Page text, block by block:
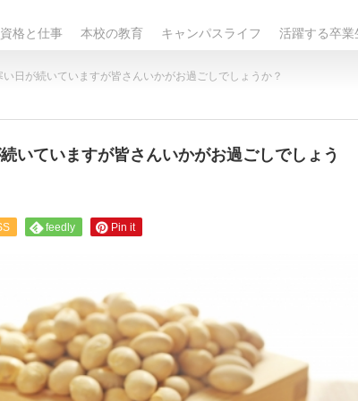
資格と仕事 本校の教育 キャンパスライフ 活躍する卒業
日が続いていますが皆さんいかがお過ごしでしょうか？
いていますが皆さんいかがお過ごしでしょう
feedly Pin it